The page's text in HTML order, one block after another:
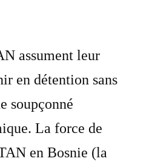
assument leur
en détention sans
soupçonné
La force de
en Bosnie (la